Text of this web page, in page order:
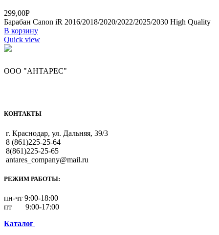
299,00Р
Барабан Canon iR 2016/2018/2020/2022/2025/2030 High Quality
В корзину
Quick view
ООО "АНТАРЕС"
КОНТАКТЫ
г. Краснодар, ул. Дальняя, 39/3
8 (861)225-25-64
8(861)225-25-65
antares_company@mail.ru
РЕЖИМ РАБОТЫ:
пн-чт 9:00-18:00
пт 9:00-17:00
Каталог